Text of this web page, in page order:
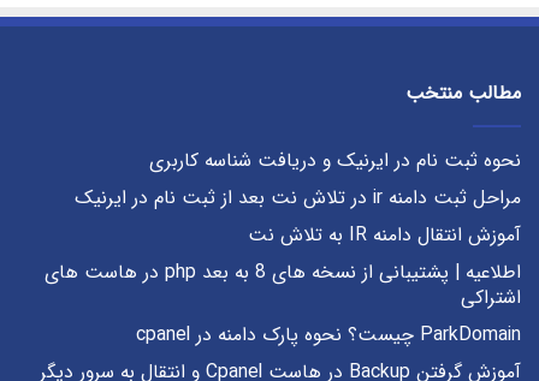
مطالب منتخب
نحوه ثبت نام در ایرنیک و دریافت شناسه کاربری
مراحل ثبت دامنه ir در تلاش نت بعد از ثبت نام در ایرنیک
آموزش انتقال دامنه IR به تلاش نت
اطلاعیه | پشتیبانی از نسخه های 8 به بعد php در هاست های
اشتراکی
ParkDomain چیست؟ نحوه پارک دامنه در cpanel
آموزش گرفتن Backup در هاست Cpanel و انتقال به سرور دیگر